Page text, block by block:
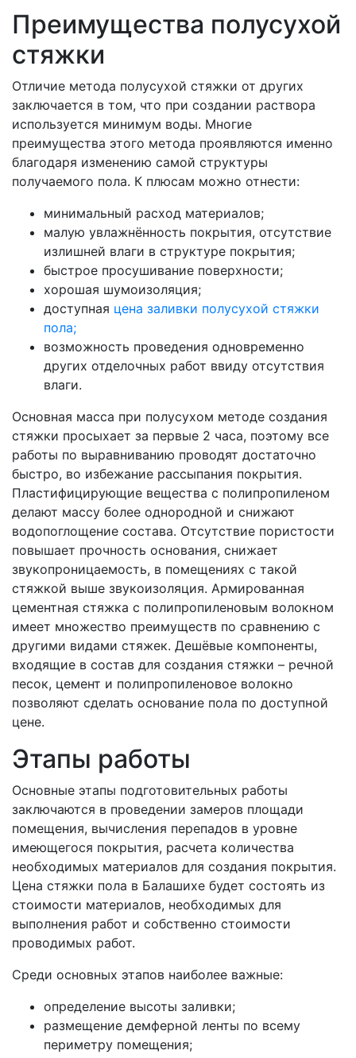
Преимущества полусухой
стяжки
Отличие метода полусухой стяжки от других
заключается в том, что при создании раствора
используется минимум воды. Многие
преимущества этого метода проявляются именно
благодаря изменению самой структуры
получаемого пола. К плюсам можно отнести:
минимальный расход материалов;
малую увлажнённость покрытия, отсутствие
излишней влаги в структуре покрытия;
быстрое просушивание поверхности;
хорошая шумоизоляция;
доступная цена заливки полусухой стяжки
пола;
возможность проведения одновременно
других отделочных работ ввиду отсутствия
влаги.
Основная масса при полусухом методе создания
стяжки просыхает за первые 2 часа, поэтому все
работы по выравниванию проводят достаточно
быстро, во избежание рассыпания покрытия.
Пластифицирующие вещества с полипропиленом
делают массу более однородной и снижают
водопоглощение состава. Отсутствие пористости
повышает прочность основания, снижает
звукопроницаемость, в помещениях с такой
стяжкой выше звукоизоляция. Армированная
цементная стяжка с полипропиленовым волокном
имеет множество преимуществ по сравнению с
другими видами стяжек. Дешёвые компоненты,
входящие в состав для создания стяжки – речной
песок, цемент и полипропиленовое волокно
позволяют сделать основание пола по доступной
цене.
Этапы работы
Основные этапы подготовительных работы
заключаются в проведении замеров площади
помещения, вычисления перепадов в уровне
имеющегося покрытия, расчета количества
необходимых материалов для создания покрытия.
Цена стяжки пола в Балашихе будет состоять из
стоимости материалов, необходимых для
выполнения работ и собственно стоимости
проводимых работ.
Среди основных этапов наиболее важные:
определение высоты заливки;
размещение демферной ленты по всему
периметру помещения;